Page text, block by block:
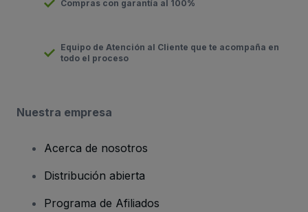
Compras con garantía al 100%
Equipo de Atención al Cliente que te acompaña en
todo el proceso
Nuestra empresa
Acerca de nosotros
Distribución abierta
Programa de Afiliados